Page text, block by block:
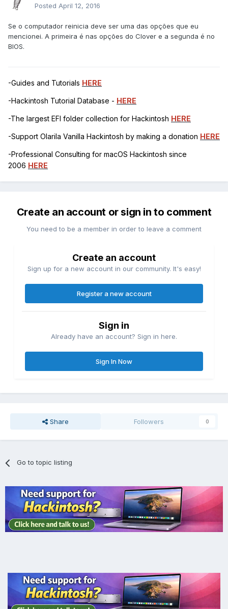
Posted April 12, 2016
Se o computador reinicia deve ser uma das opções que eu
mencionei. A primeira é nas opções do Clover e a segunda é no
BIOS.
-Guides and Tutorials HERE
-Hackintosh Tutorial Database - HERE
-The largest EFI folder collection for Hackintosh HERE
-Support Olarila Vanilla Hackintosh by making a donation HERE
-Professional Consulting for macOS Hackintosh since
2006 HERE
Create an account or sign in to comment
You need to be a member in order to leave a comment
Create an account
Sign up for a new account in our community. It's easy!
Register a new account
Sign in
Already have an account? Sign in here.
Sign In Now
Share Followers 0
Go to topic listing